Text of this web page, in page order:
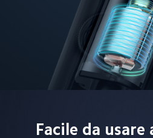
Facile da usare